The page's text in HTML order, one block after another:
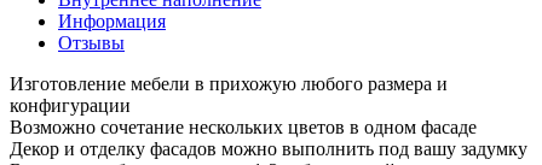
Информация
Отзывы
Изготовление мебели в прихожую любого размера и
конфигурации
Возможно сочетание нескольких цветов в одном фасаде
Декор и отделку фасадов можно выполнить под вашу задумку